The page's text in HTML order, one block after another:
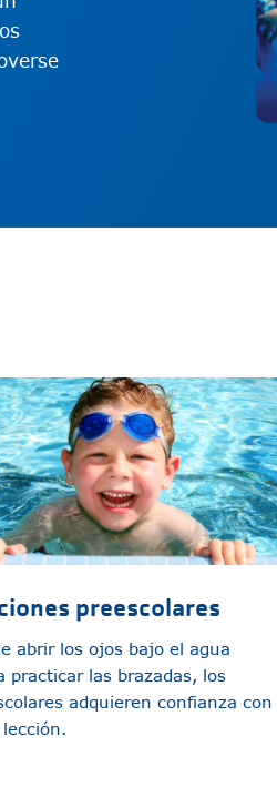
preescolares
abrir los ojos bajo el agua
practicar las brazadas, los
adquieren confianza con